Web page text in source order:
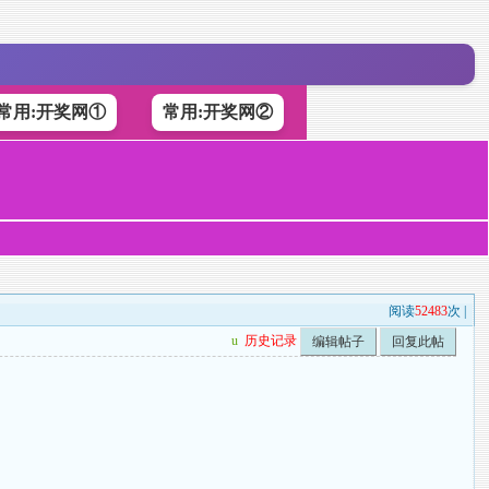
用:开奖网① 常用:开奖网②
阅读52483次 |
u 历史记录 编辑帖子 回复此帖